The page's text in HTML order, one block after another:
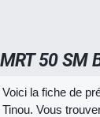
50 SM
Voici la fiche de
Tinou. Vous